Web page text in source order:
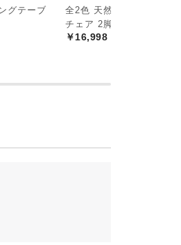
次へ >
トしつつ、身体
グテーブ
全2色 天然木ダイニング
チェア 2脚セット
￥16,998